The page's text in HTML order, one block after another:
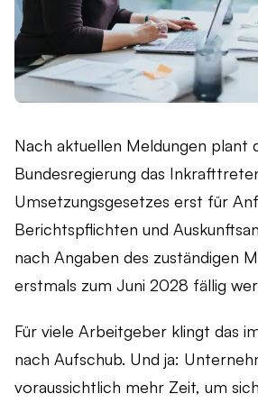
Live-Demo vereinbaren
Remote arbeiten
Ob remote, im Homeoffice oder
passende Zeiterfassungslösung für Ihr
Was unterscheidet die Zeiterfassung
Zeitwirtschaft – und wie profitieren
Newsletter
askDANTE Guides
Nach aktuellen Meldungen plant
Bundesregierung das
Umsetzungsgesetzes erst für
Berichtspflichten und
nach Angaben des zuständigen
erstmals zum Juni 2028 fällig
Für viele Arbeitgeber klingt das
nach Aufschub. Und ja:
voraussichtlich mehr Zeit, um